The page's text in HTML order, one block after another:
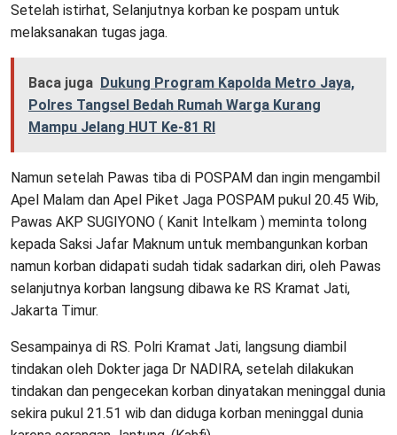
Setelah istirhat, Selanjutnya korban ke pospam untuk
melaksanakan tugas jaga.
Baca juga Dukung Program Kapolda Metro Jaya,
Polres Tangsel Bedah Rumah Warga Kurang
Mampu Jelang HUT Ke-81 RI
Namun setelah Pawas tiba di POSPAM dan ingin mengambil
Apel Malam dan Apel Piket Jaga POSPAM pukul 20.45 Wib,
Pawas AKP SUGIYONO ( Kanit Intelkam ) meminta tolong
kepada Saksi Jafar Maknum untuk membangunkan korban
namun korban didapati sudah tidak sadarkan diri, oleh Pawas
selanjutnya korban langsung dibawa ke RS Kramat Jati,
Jakarta Timur.
Sesampainya di RS. Polri Kramat Jati, langsung diambil
tindakan oleh Dokter jaga Dr NADIRA, setelah dilakukan
tindakan dan pengecekan korban dinyatakan meninggal dunia
sekira pukul 21.51 wib dan diduga korban meninggal dunia